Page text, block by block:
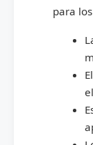
para